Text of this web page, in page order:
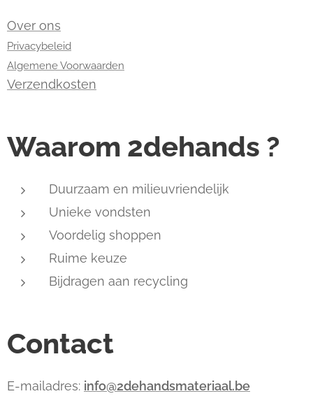
Over ons
Privacybeleid
Algemene Voorwaarden
Verzendkosten
Waarom 2dehands ?
Duurzaam en milieuvriendelijk
Unieke vondsten
Voordelig shoppen
Ruime keuze
Bijdragen aan recycling
Contact
E-mailadres: info@2dehandsmateriaal.be